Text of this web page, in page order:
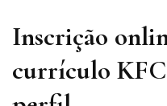
Inscrição
currículo